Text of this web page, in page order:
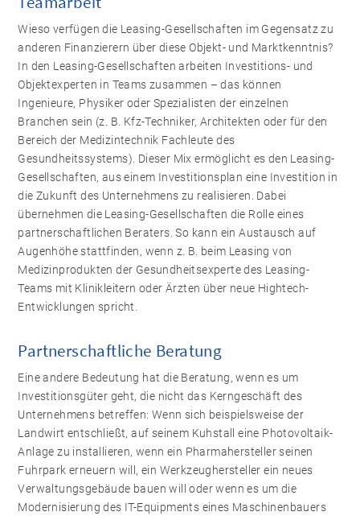
Wieso verfügen die Leasing-Gesellschaften im Gegensatz zu
anderen Finanzierern über diese Objekt- und Marktkenntnis?
In den Leasing-Gesellschaften arbeiten Investitions- und
Objektexperten in Teams zusammen – das können
Ingenieure, Physiker oder Spezialisten der einzelnen
Branchen sein (z. B. Kfz-Techniker, Architekten oder für den
Bereich der Medizintechnik Fachleute des
Gesundheitssystems). Dieser Mix ermöglicht es den Leasing-
Gesellschaften, aus einem Investitionsplan eine Investition in
die Zukunft des Unternehmens zu realisieren. Dabei
übernehmen die Leasing-Gesellschaften die Rolle eines
partnerschaftlichen Beraters. So kann ein Austausch auf
Augenhöhe stattfinden, wenn z. B. beim Leasing von
Medizinprodukten der Gesundheitsexperte des Leasing-
Teams mit Klinikleitern oder Ärzten über neue Hightech-
Entwicklungen spricht.
Partnerschaftliche Beratung
Eine andere Bedeutung hat die Beratung, wenn es um
Investitionsgüter geht, die nicht das Kerngeschäft des
Unternehmens betreffen: Wenn sich beispielsweise der
Landwirt entschließt, auf seinem Kuhstall eine Photovoltaik-
Anlage zu installieren, wenn ein Pharmahersteller seinen
Fuhrpark erneuern will, ein Werkzeughersteller ein neues
Verwaltungsgebäude bauen will oder wenn es um die
Modernisierung des IT-Equipments eines Maschinenbauers